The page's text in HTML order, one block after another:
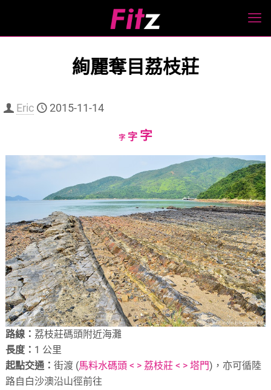
絢麗奪目荔枝莊
Eric 2015-11-14
字Decrease
字Reset
字Increase
size.
路線： 荔枝莊碼頭附近海灘
長度： 1 公里
起點交通：街渡 (馬料水碼頭 < > 荔枝莊 < > 塔門)，亦可循陸
路自白沙澳沿山徑前往